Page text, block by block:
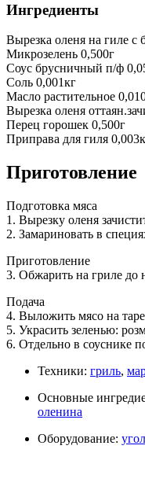
Ингредиенты
Вырезка оленя на гиле с
Микрозелень 0,500г
Соус брусничный п/ф
Соль 0,001кг
Масло растительное
Вырезка оленя
Перец горошек 0,500г
Приправа для гиля
Приготовление
Подготовка мяса
1. Вырезку оленя
2. Замариновать в
Приготовление
3. Обжарить на гриле до
Подача
4. Выложить мясо на
5. Украсить зеленью:
6. Отдельно в соуснике
Техники: гриль,
Основные
оленина
Оборудование: